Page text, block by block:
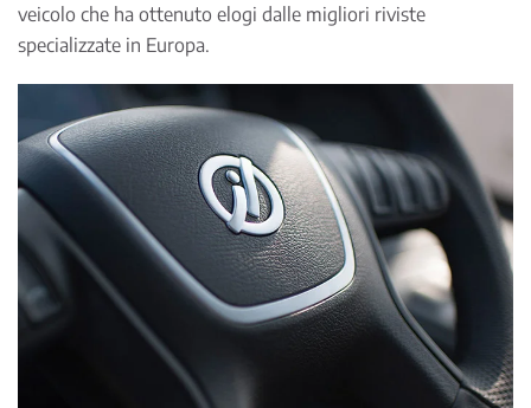
veicolo che ha ottenuto elogi dalle migliori riviste
specializzate in Europa.